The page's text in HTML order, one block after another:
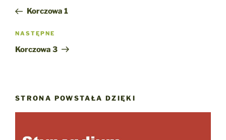
wpisKorczowa 1
Następny
wpis
NASTĘPNE
Korczowa 3
STRONA POWSTAŁA DZIĘKI